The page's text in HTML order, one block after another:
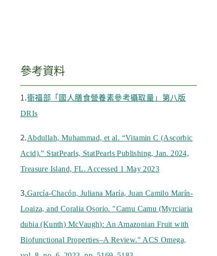
參考資料
1.衛福部「國人膳食營養素參考攝取量」第八版
DRIs
2.Abdullah, Muhammad, et al. “Vitamin C (Ascorbic
Acid).” StatPearls, StatPearls Publishing, Jan. 2024,
Treasure Island, FL. Accessed 1 May 2023
3.García-Chacón, Juliana María, Juan Camilo Marín-
Loaiza, and Coralia Osorio. "Camu Camu (Myrciaria
dubia (Kunth) McVaugh): An Amazonian Fruit with
Biofunctional Properties–A Review." ACS Omega,